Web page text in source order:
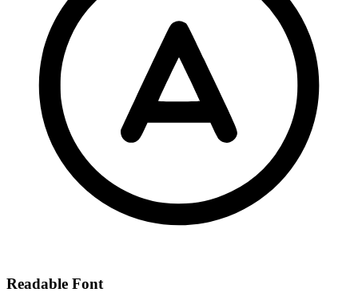
Readable Font